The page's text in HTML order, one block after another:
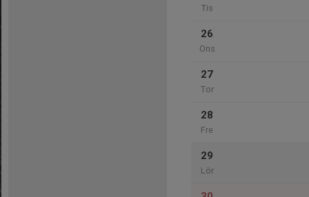
Tis
26
Ons
27
Tor
28
Fre
29
Lör